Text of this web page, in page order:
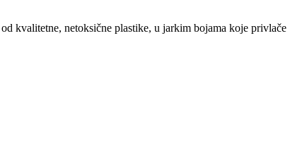
kvalitetne, netoksične plastike, u jarkim bojama koje privlače